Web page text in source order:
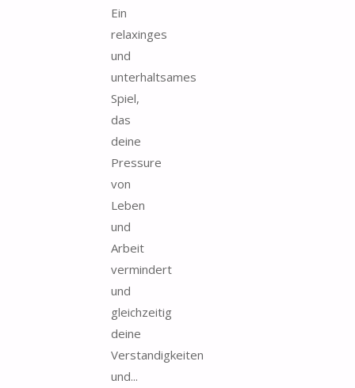
Ein
relaxinges
und
unterhaltsames
Spiel,
das
deine
Pressure
von
Leben
und
Arbeit
vermindert
und
gleichzeitig
deine
Verstandigkeiten
und...